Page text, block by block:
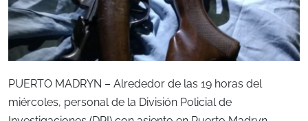
PUERTO MADRYN – Alrededor de las 19 horas del
miércoles, personal de la División Policial de